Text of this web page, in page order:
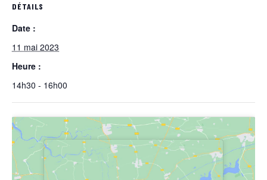
DÉTAILS
Date :
11 mai 2023
Heure :
14h30 - 16h00